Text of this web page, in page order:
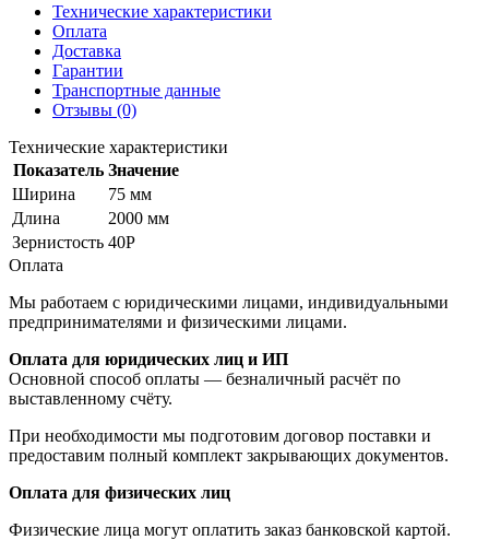
Технические характеристики
Оплата
Доставка
Гарантии
Транспортные данные
Отзывы (0)
Технические характеристики
Показатель Значение
Ширина
75 мм
Длина
2000 мм
Зернистость 40P
Оплата
Мы работаем с юридическими лицами, индивидуальными
предпринимателями и физическими лицами.
Оплата для юридических лиц и ИП
Основной способ оплаты — безналичный расчёт по
выставленному счёту.
При необходимости мы подготовим договор поставки и
предоставим полный комплект закрывающих документов.
Оплата для физических лиц
Физические лица могут оплатить заказ банковской картой.